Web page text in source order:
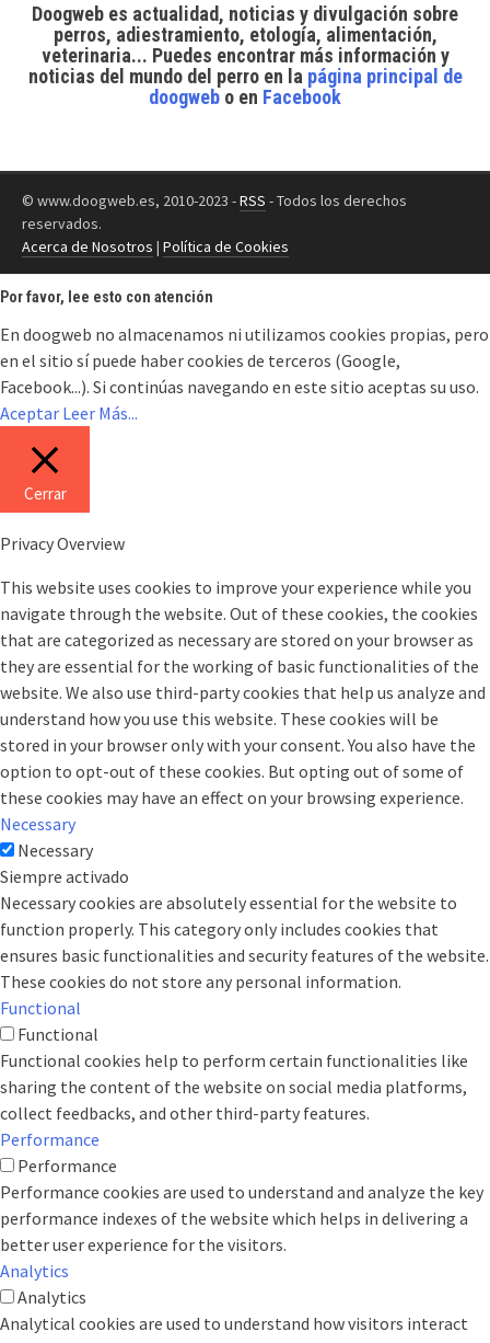
Doogweb es actualidad, noticias y divulgación sobre
perros, adiestramiento, etología, alimentación,
veterinaria... Puedes encontrar más información y
noticias del mundo del perroen la página principal de
doogweb o en Facebook
© www.doogweb.es, 2010-2023 -RSS - Todos los derechos
reservados.
Acerca de Nosotros | Política de Cookies
Por favor, lee esto con atención
En doogweb no almacenamos ni utilizamos cookies propias, pero
en el sitio sí puede haber cookies de terceros (Google,
Facebook...). Si continúas navegando en este sitio aceptas su uso.
Aceptar Leer Más...
Cerrar
Privacy Overview
This website uses cookies to improve your experience while you
navigate through the website. Out of these cookies, the cookies
that are categorized as necessary are stored on your browser as
they are essential for the working of basic functionalities of the
website. We also use third-party cookies that help us analyze and
understand how you use this website. These cookies will be
stored in your browser only with your consent. You also have the
option to opt-out of these cookies. But opting out of some of
these cookies may have an effect on your browsing experience.
Necessary
Necessary
Siempre activado
Necessary cookies are absolutely essential for the website to
function properly. This category only includes cookies that
ensures basic functionalities and security features of the website.
These cookies do not store any personal information.
Functional
Functional
Functional cookies help to perform certain functionalities like
sharing the content of the website on social media platforms,
collect feedbacks, and other third-party features.
Performance
Performance
Performance cookies are used to understand and analyze the key
performance indexes of the website which helps in delivering a
better user experience for the visitors.
Analytics
Analytics
Analytical cookies are used to understand how visitors interact